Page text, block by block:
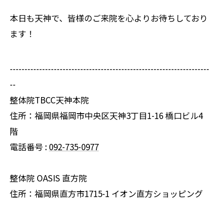
本日も天神で、皆様のご来院を心よりお待ちしており
ます！
--------------------------------------------------------------------
--
整体院TBCC天神本院
住所：福岡県福岡市中央区天神3丁目1-16 橋口ビル4
階
電話番号 : 092-735-0977
整体院 OASIS 直方院
住所：福岡県直方市1715-1 イオン直方ショッピング